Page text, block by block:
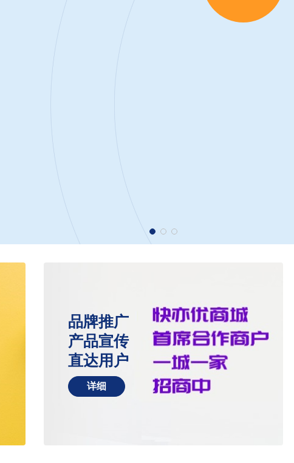
品牌推广
产品宣传
直达用户
详细